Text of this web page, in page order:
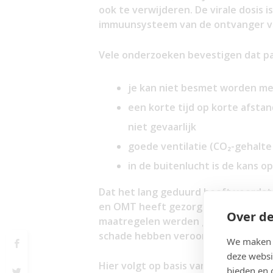
Over
We
deze
bieden en
ook te verwijderen. De virale dosis
immuunsysteem van de
Vele onderzoeken bevestigen dat
je kan niet besmet worden
een korte tijd op korte
niet gevaarlijk
goede ventilatie (CO₂-
in de buitenlucht is de kans
Dat het lang geduurd heeft voordat
en OMT heeft gezorgd voor veel
maatregelen werden genomen, die
schade hebben veroorzaakt.
Hier volgt op basis van de openbare